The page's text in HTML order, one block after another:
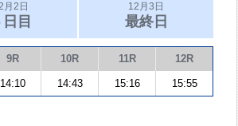
月2日
日目
12月3日
最終日
9R 10R 11R 12R
14:10 14:43 15:16 15:55